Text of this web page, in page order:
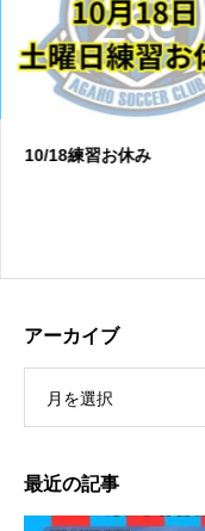
10/18練習お休み
アーカイブ
月を選択
最近の記事